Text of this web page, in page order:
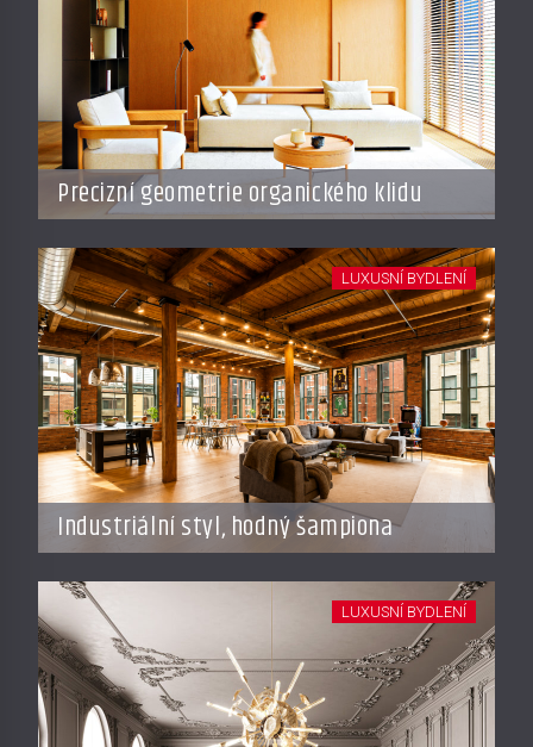
Precizní geometrie organického klidu
Industriální styl, hodný šampiona
LUXUSNÍ BYDLENÍ
LUXUSNÍ BYDLENÍ